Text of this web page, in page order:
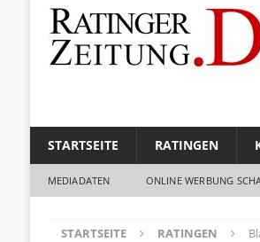
STARTSEITE RATINGEN
MEDIADATEN ONLINE WERBUNG
STARTSEITE RATINGEN